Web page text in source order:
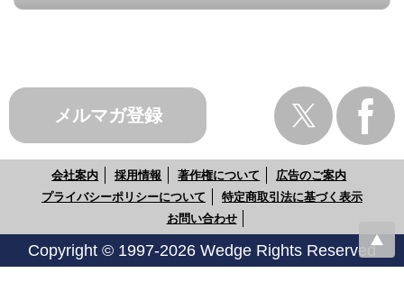
メルマガ登録
会社案内 採用情報 著作権について
広告のご案内
プライバシーポリシーについて
特定商取引法に基づく表示
お問い合わせ
Copyright © 1997-2026 Wedge Rights Reserved